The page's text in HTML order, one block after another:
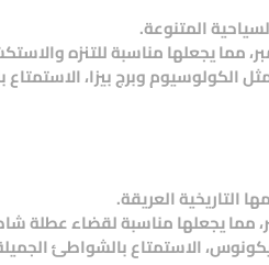
المتنوعة.
مما يجعلها مناسبة للتنزه
الكولوسيوم وبرج بيزا،
التاريخية العريقة.
مما يجعلها مناسبة لقضاء عطلة
الاستمتاع بالشواطئ